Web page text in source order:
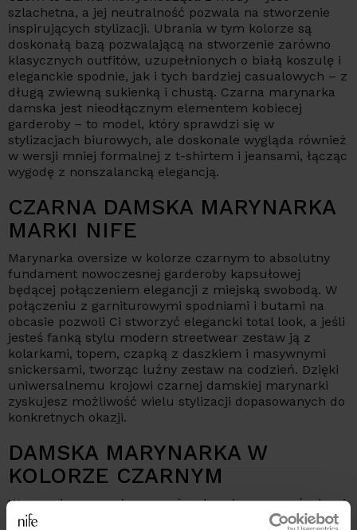
szlachetna, a jej neutralność pozwala na stworzenie
inspirujących stylizacji. Ubrania w tym kolorze są
doskonałą bazą pozwalającą na stworzenie zarówno
klasycznych outfitów, uzupełnionych o białą koszulę i
eleganckie spodnie, jak i tych bardziej casualowych – z
długą zwiewną sukienką i chustą. Czarna marynarka
damska jest nieodłącznym elementem kobiecej
garderoby – to model, który sprawdzi się w
stylizacjach biurowych, ale doskonale wygląda również
w wersji mniej formalnej z t-shirtem i jeansami, łącząc
wygodę z nonszalancką elegancją.
CZARNA DAMSKA MARYNARKA
MARKI NIFE
Marynarka oversize w kolorze czarnym to absolutny
fundament nowoczesnej garderoby kapsułowej
będącej połączeniem elegancji z miejską swobodą. W
połączeniu z garniturowymi spodniami i butami na
obcasie pozwoli Ci stworzyć elegancki total look, a jeśli
jesteś fanką stylu modern streetwear zestaw ją z
kolarkami, topem, czapką z daszkiem i masywnymi
snickersami, tworząc luźny zestaw na codzień. Dzięki
uniwersalnemu krojowi czarnej damskiej marynarki
zyskujesz możliwość wielu stylizacji dopasowanych do
konkretnych okazji.
DAMSKA MARYNARKA W
KOLORZE CZARNYM
W naszej marce wierzymy, że ubrania są czymś więcej
niż dodatkiem – to możliwość wyrażania siebie. Czarne